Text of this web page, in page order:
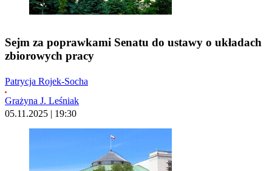
Sejm za poprawkami Senatu do ustawy o układach
zbiorowych pracy
Patrycja Rojek-Socha
Grażyna J. Leśniak
05.11.2025 | 19:30